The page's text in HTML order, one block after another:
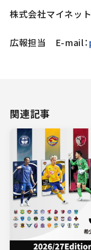
株式会社マイネット
広報担当 E-mail：
関連記事